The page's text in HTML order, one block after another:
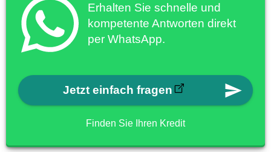
Erhalten Sie schnelle und
kompetente Antworten direkt
per WhatsApp.
Jetzt einfach fragen
Finden Sie Ihren Kredit